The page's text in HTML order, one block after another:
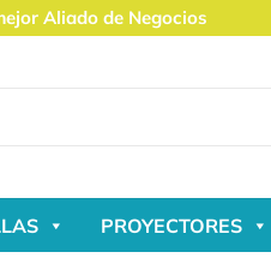
Aliado de Negocios
PROYECTORES